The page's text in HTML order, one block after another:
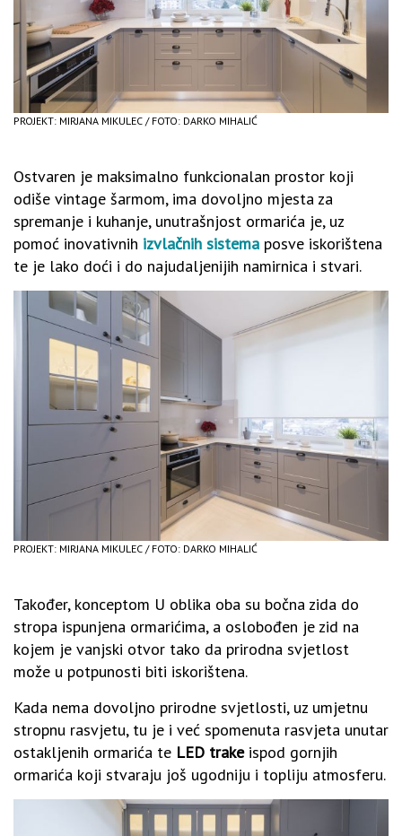
PROJEKT: MIRJANA MIKULEC / FOTO: DARKO MIHALIĆ
Ostvaren je maksimalno funkcionalan prostor koji
odiše vintage šarmom, ima dovoljno mjesta za
spremanje i kuhanje, unutrašnjost ormarića je, uz
pomoć inovativnih izvlačnih sistema posve iskorištena
te je lako doći i do najudaljenijih namirnica i stvari.
PROJEKT: MIRJANA MIKULEC / FOTO: DARKO MIHALIĆ
Također, konceptom U oblika oba su bočna zida do
stropa ispunjena ormarićima, a oslobođen je zid na
kojem je vanjski otvor tako da prirodna svjetlost
može u potpunosti biti iskorištena.
Kada nema dovoljno prirodne svjetlosti, uz umjetnu
stropnu rasvjetu, tu je i već spomenuta rasvjeta unutar
ostakljenih ormarića te LED trakeispod gornjih
ormarića koji stvaraju još ugodniju i topliju atmosferu.